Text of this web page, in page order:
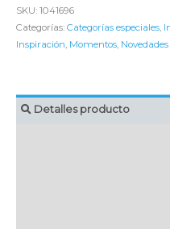
SKU: 1041696
Categorías: Categorías especiales,
Inspiración, Momentos,
Detalles producto